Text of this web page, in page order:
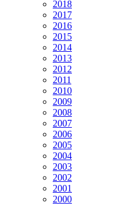
2018
2017
2016
2015
2014
2013
2012
2011
2010
2009
2008
2007
2006
2005
2004
2003
2002
2001
2000